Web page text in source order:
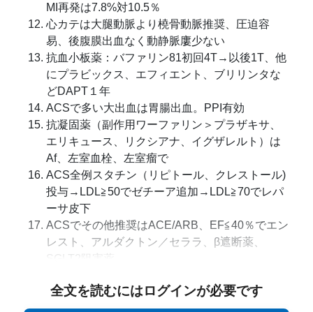
MI再発は7.8%対10.5％
心カテは大腿動脈より橈骨動脈推奨、圧迫容
易、後腹膜出血なく動静脈廔少ない
抗血小板薬：バファリン81初回4T→以後1T、他
にプラビックス、エフィエント、ブリリンタな
どDAPT１年
ACSで多い大出血は胃腸出血。PPI有効
抗凝固薬（副作用ワーファリン＞プラザキサ、
エリキュース、リクシアナ、イグザレルト）は
Af、左室血栓、左室瘤で
ACS全例スタチン（リピトール、クレストール)
投与→LDL≧50でゼチーア追加→LDL≧70でレパ
ーサ皮下
ACSでその他推奨はACE/ARB、EF≦40％でエン
レスト、アルダクトン／セララ、β遮断薬、
SGLT2阻害薬
全文を読むにはログインが必要です